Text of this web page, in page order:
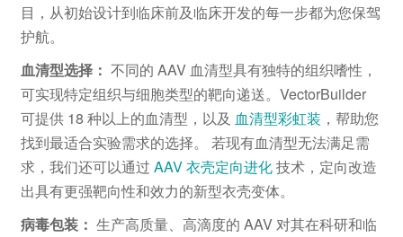
目，从初始设计到临床前及临床开发的每一步都为您保驾
护航。
血清型选择： 不同的 AAV 血清型具有独特的组织嗜性，
可实现特定组织与细胞类型的靶向递送。VectorBuilder
可提供 18 种以上的血清型，以及 血清型彩虹装 ，帮助您
找到最适合实验需求的选择。 若现有血清型无法满足需
求，我们还可以通过 AAV 衣壳定向进化技术，定向改造
出具有更强靶向性和效力的新型衣壳变体。
病毒包装： 生产高质量、高滴度的 AAV 对其在科研和临